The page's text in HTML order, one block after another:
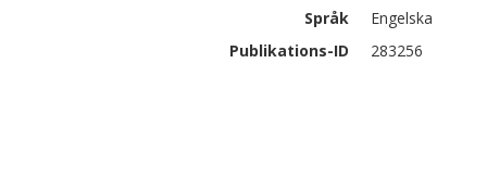
Språk
Engelska
Publikations-ID
283256